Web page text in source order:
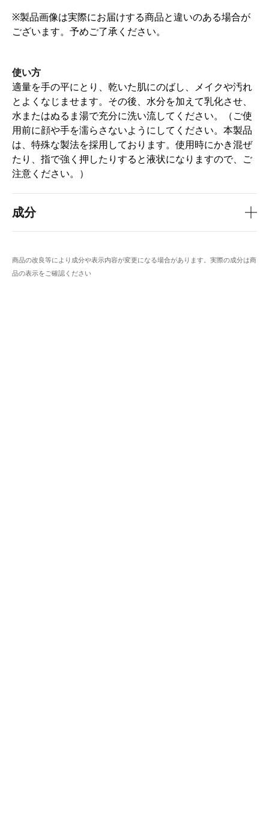
成分
商品の改良等により成分や表示内容が変更になる場合があります。実際の成分は商
品の表示をご確認ください
※製品画像は実際にお届けする商品と違いのある場合が
ございます。予めご了承ください。
使い方
適量を手の平にとり、乾いた肌にのばし、メイクや汚れ
とよくなじませます。その後、水分を加えて乳化させ、
水またはぬるま湯で充分に洗い流してください。（ご使
用前に顔や手を濡らさないようにしてください。本製品
は、特殊な製法を採用しております。使用時にかき混ぜ
たり、指で強く押したりすると液状になりますので、ご
注意ください。）